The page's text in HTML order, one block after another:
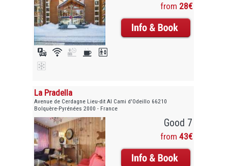
from 28€
La Pradella
Avenue de Cerdagne Lieu-dit Al Cami d'Odeillo 66210
Bolquère-Pyrénées 2000 - France
Good 7
from 43€